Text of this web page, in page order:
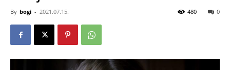
By bogi - 2021.07.15. 0
480